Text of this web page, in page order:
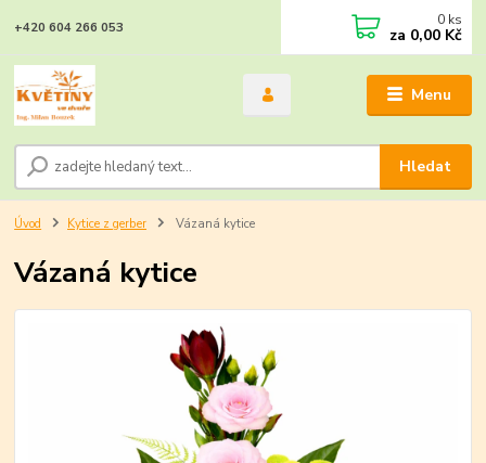
Menu
Hledat
+420 604 266 053 0 ks
za 0,00 Kč
Úvod Kytice z gerber Vázaná kytice
Vázaná kytice